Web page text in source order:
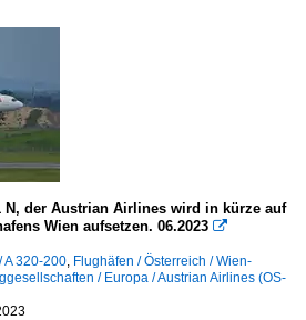
N, der Austrian Airlines wird in kürze auf
Wien aufsetzen. 06.2023 
A 320-200, Flughäfen / Österreich / Wien-
/ Europa / Austrian Airlines (OS-